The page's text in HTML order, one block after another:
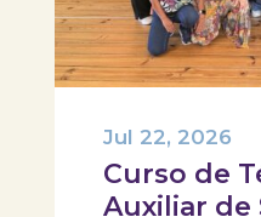
Curso de
Auxiliar de
Jul 22, 2026